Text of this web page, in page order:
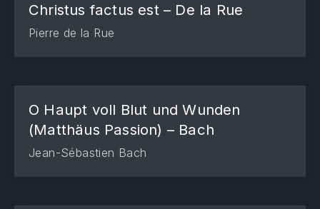
Christus factus est – De la Rue
Pierre de la Rue
O Haupt voll Blut und Wunden
(Matthäus Passion) – Bach
Jean-Sébastien Bach